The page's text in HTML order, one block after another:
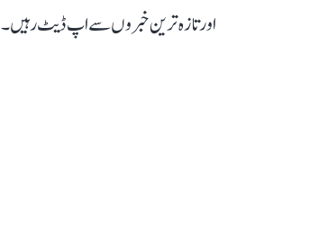
اور تازہ ترین خبروں سے اپ ڈیٹ رہیں۔